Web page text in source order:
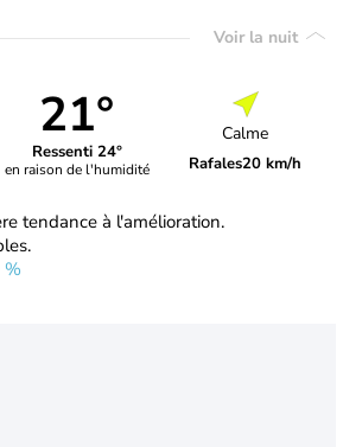
Voir la nuit
21°
Ressenti 24°
en raison de l'humidité
Calme
Rafales20 km/h
tendance à l'amélioration.
%